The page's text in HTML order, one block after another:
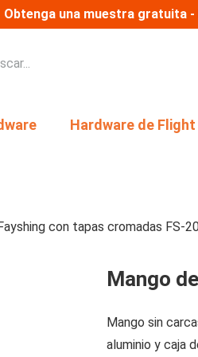
Obtenga una muestra gratuita
Hardware de Flight
con tapas cromadas FS-
Mango
Mango sin
aluminio y caja